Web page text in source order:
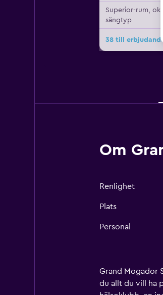
Superior-rum,
sängtyp
38 till
Om
Renlighet
Plats
Personal
Grand Mogador
du allt du vill ha